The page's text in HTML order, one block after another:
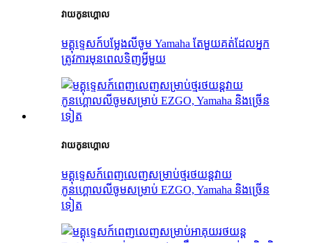
វាយកូនហ្គោល
មគ្គុទ្ទេសក៍បម្លែងលីចូម Yamaha តែមួយគត់ដែលអ្នក
ត្រូវការមុនពេលទិញអ្វីមួយ
វាយកូនហ្គោល
មគ្គុទ្ទេសក៍ពេញលេញសម្រាប់ថ្មរថយន្តវាយ
កូនហ្គោលលីចូមសម្រាប់ EZGO, Yamaha និងច្រើន
ទៀត